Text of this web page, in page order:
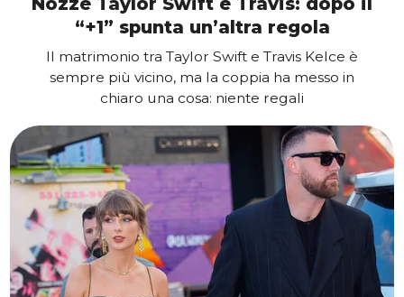
“+1” spunta un’altra regola
Il matrimonio tra Taylor Swift e Travis Kelce è
sempre più vicino, ma la coppia ha messo in
chiaro una cosa: niente regali